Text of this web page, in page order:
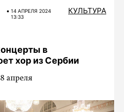
14 АПРЕЛЯ 2024
13:33
КУЛЬТУРА
в
хор из Сербии
апреля